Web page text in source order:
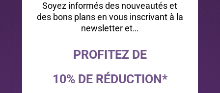
Soyez informés des nouveautés et
des bons plans en vous inscrivant à la
newsletter et…
PROFITEZ DE
10% DE RÉDUCTION*